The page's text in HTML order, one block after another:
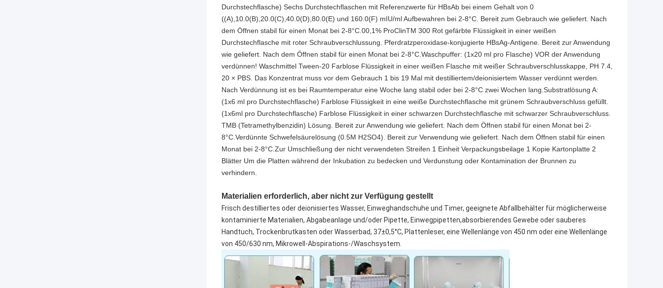
Durchstechflasche) Sechs Durchstechflaschen mit Referenzwerte für HBsAb bei einem Gehalt von 0
((A),10.0(B),20.0(C),40.0(D),80.0(E) und 160.0(F) mIU/ml Aufbewahren bei 2-8°C. Bereit zum Gebrauch wie geliefert. Nach
dem Öffnen stabil für einen Monat bei 2-8°C.00,1% ProClinTM 300 Rot gefärbte Flüssigkeit in einer weißen
Durchstechflasche mit roter Schraubverschlussung. Pferdratzperoxidase-konjugierte HBsAg-Antigene. Bereit zur Anwendung
wie geliefert. Nach dem Öffnen stabil für einen Monat bei 2-8°C.Waschpuffer: (1x20 ml pro Flasche) VOR der Anwendung
verdünnen! Waschmittel Tween-20 Farblose Flüssigkeit in einer weißen Flasche mit weißer Schraubverschlusskappe, PH 7.4,
20 × PBS. Das Konzentrat muss vor dem Gebrauch 1 bis 19 Mal mit destilliertem/deionisiertem Wasser verdünnt werden.
Nach Verdünnung ist es bei Raumtemperatur eine Woche lang stabil oder bei 2-8°C zwei Wochen lang.Substratlösung A:
(1x6 ml pro Durchstechflasche) Farblose Flüssigkeit in eine weiße Durchstechflasche mit grünem Schraubverschluss gefüllt.
(1x6ml pro Durchstechflasche) Farblose Flüssigkeit in einer schwarzen Durchstechflasche mit schwarzer Schraubverschluss.
TMB (Tetramethylbenzidin) Lösung. Bereit zur Anwendung wie geliefert. Nach dem Öffnen stabil für einen Monat bei 2-
8°C.Verdünnte Schwefelsäurelösung (0.5M H2SO4). Bereit zur Verwendung wie geliefert. Nach dem Öffnen stabil für einen
Monat bei 2-8°C.Zur Umschließung der nicht verwendeten Streifen 1 Einheit Verpackungsbeilage 1 Kopie Kartonplatte 2
Blätter Um die Platten während der Inkubation zu bedecken und Verdunstung oder Kontamination der Brunnen zu
verhindern.
Materialien erforderlich, aber nicht zur Verfügung gestellt
Frisch destilliertes oder deionisiertes Wasser, Einweghandschuhe und Timer, geeignete Abfallbehälter für möglicherweise
kontaminierte Materialien, Abgabeanlage und/oder Pipette, Einwegpipetten,absorbierendes Gewebe oder sauberes
Handtuch, Trockenbrutkasten oder Wasserbad, 37±0,5°C, Plattenleser, eine Wellenlänge von 450 nm oder eine Wellenlänge
von 450/630 nm, Mikrowell-Abspirations-/Waschsystem.